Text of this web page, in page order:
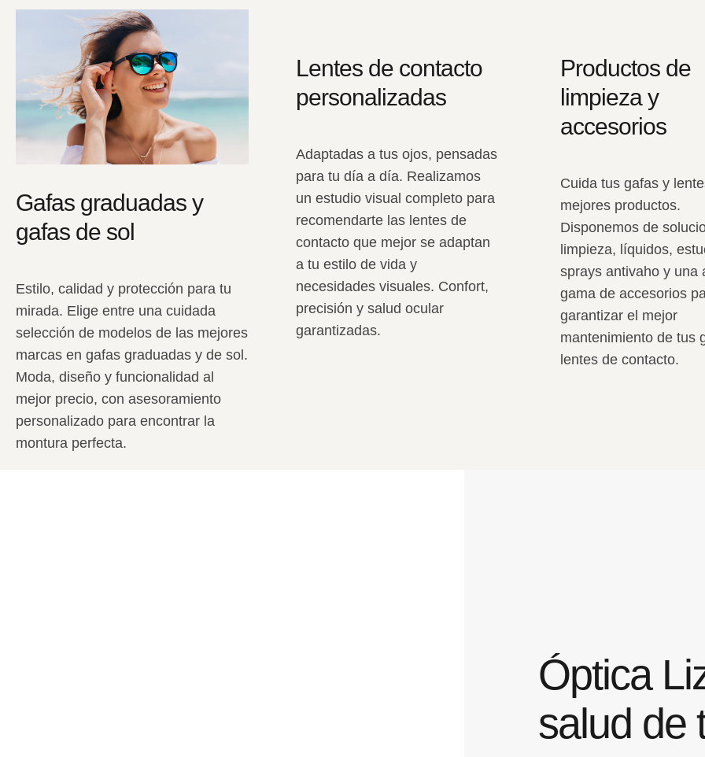
Gafas graduadas y
gafas de sol
Estilo, calidad y protección para tu
mirada. Elige entre una cuidada
selección de modelos de las mejores
marcas en gafas graduadas y de sol.
Moda, diseño y funcionalidad al
mejor precio, con asesoramiento
personalizado para encontrar la
montura perfecta.
Lentes de contacto
personalizadas
Adaptadas a tus ojos, pensadas
para tu día a día. Realizamos
un estudio visual completo para
recomendarte las lentes de
contacto que mejor se adaptan
a tu estilo de vida y
necesidades visuales. Confort,
precisión y salud ocular
garantizadas.
Productos de
limpieza y
accesorios
Cuida tus gafas y
mejores productos.
Disponemos de
limpieza, líquidos,
sprays antivaho y una
gama de accesorios
garantizar el mejor
mantenimiento de tus
lentes de contacto.
Óptica
salud de